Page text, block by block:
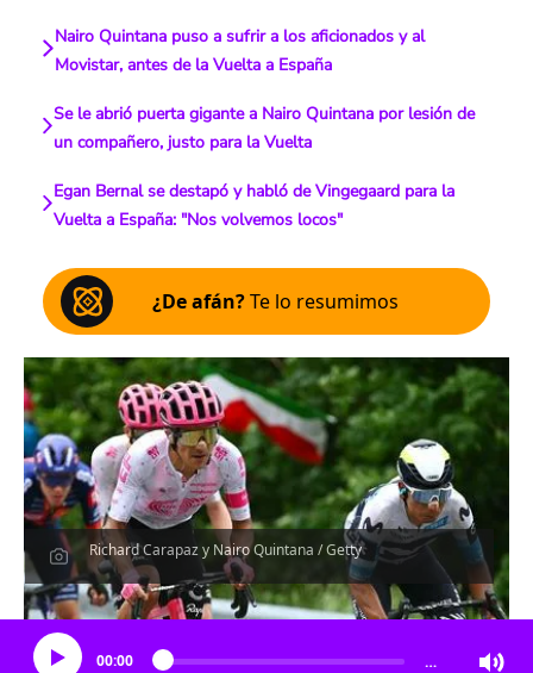
Nairo Quintana puso a sufrir a los aficionados y al
Movistar, antes de la Vuelta a España
Se le abrió puerta gigante a Nairo Quintana por lesión de
un compañero, justo para la Vuelta
Egan Bernal se destapó y habló de Vingegaard para la
Vuelta a España: "Nos volvemos locos"
¿De afán?Te lo resumimos
Richard Carapaz y Nairo Quintana / Getty
Escucha el artículo
00:00 …